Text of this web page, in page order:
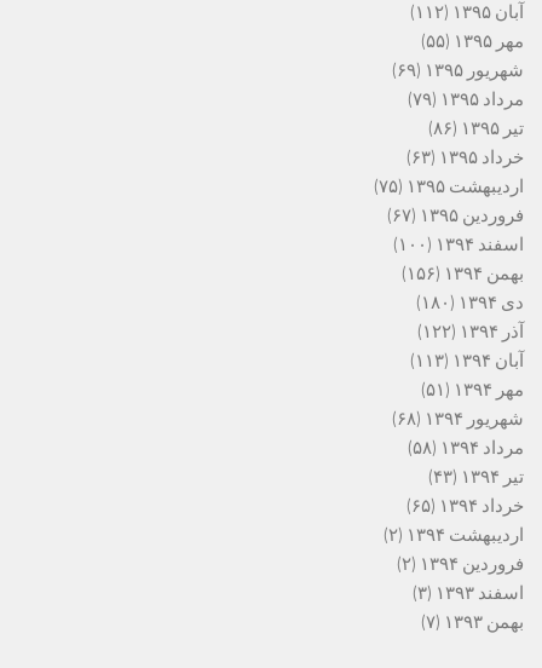
آبان ۱۳۹۵
(۱۱۲)
مهر ۱۳۹۵
(۵۵)
شهریور ۱۳۹۵
(۶۹)
مرداد ۱۳۹۵
(۷۹)
تیر ۱۳۹۵
(۸۶)
خرداد ۱۳۹۵
(۶۳)
اردیبهشت ۱۳۹۵
(۷۵)
فروردین ۱۳۹۵
(۶۷)
اسفند ۱۳۹۴
(۱۰۰)
بهمن ۱۳۹۴
(۱۵۶)
دی ۱۳۹۴
(۱۸۰)
آذر ۱۳۹۴
(۱۲۲)
آبان ۱۳۹۴
(۱۱۳)
مهر ۱۳۹۴
(۵۱)
شهریور ۱۳۹۴
(۶۸)
مرداد ۱۳۹۴
(۵۸)
تیر ۱۳۹۴
(۴۳)
خرداد ۱۳۹۴
(۶۵)
اردیبهشت ۱۳۹۴
(۲)
فروردین ۱۳۹۴
(۲)
اسفند ۱۳۹۳
(۳)
بهمن ۱۳۹۳
(۷)